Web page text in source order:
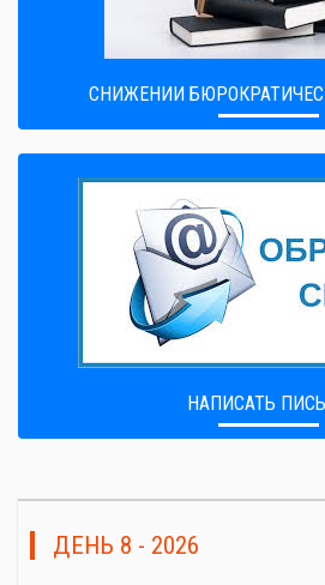
CНИЖЕНИИ
НАПИСАТЬ
ДЕНЬ 8 - 2026